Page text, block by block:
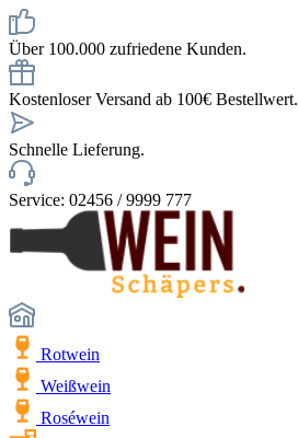
Über 100.000 zufriedene Kunden.
Kostenloser Versand ab 100€ Bestellwert.
Schnelle Lieferung.
Service: 02456 / 9999 777
Rotwein
Weißwein
Roséwein